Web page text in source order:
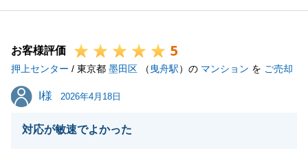
は、担当者はもちろん、私共スタッフ一同にとって何
これからも、お客様に寄り添った親切で丁寧な対応を
心がけ、より一層ご満足いただけるサービスを提供で
きるよう精進してまいります。
またのご縁がございますことを、心よりお待ち申し上
げております。
お客様評価 5
押上センター / 東京都 墨田区 （ 曳舟駅）の マンション を ご売却
I様
I様 2026年4月18日
対応が敏速でよかった